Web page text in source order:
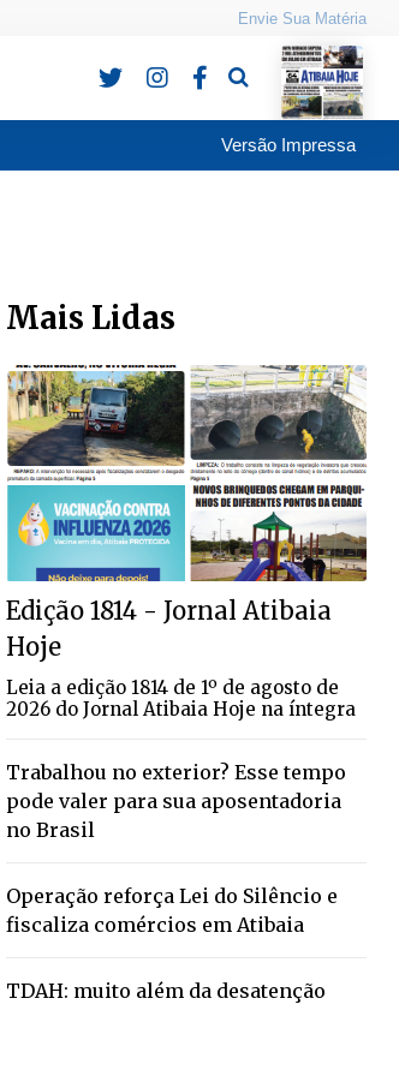
Envie Sua Matéria
Pesquisa
Versão Impressa
Mais Lidas
Edição 1814 - Jornal Atibaia
Hoje
Leia a edição 1814 de 1º de agosto de
2026 do Jornal Atibaia Hoje na íntegra
Trabalhou no exterior? Esse tempo
pode valer para sua aposentadoria
no Brasil
Operação reforça Lei do Silêncio e
fiscaliza comércios em Atibaia
TDAH: muito além da desatenção